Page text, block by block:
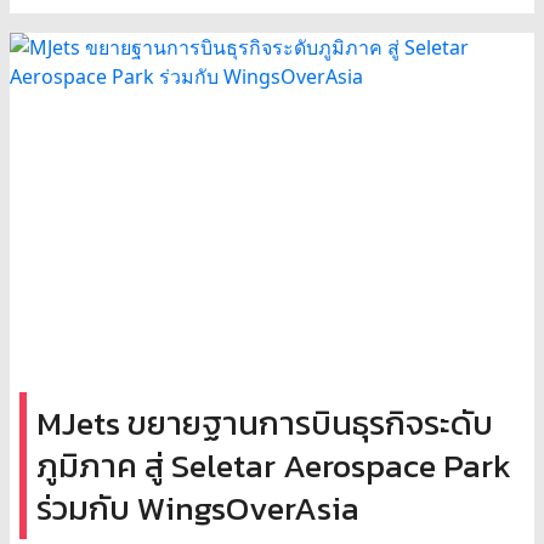
MJets ขยายฐานการบินธุรกิจระดับ
ภูมิภาค สู่ Seletar Aerospace Park
ร่วมกับ WingsOverAsia